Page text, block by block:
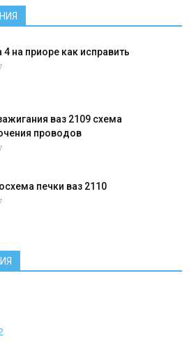
на приоре как исправить
ваз 2109 схема
проводов
печки ваз 2110